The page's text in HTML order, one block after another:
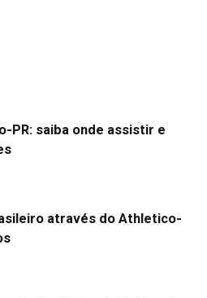
PR: saiba onde assistir e
através do Athletico-